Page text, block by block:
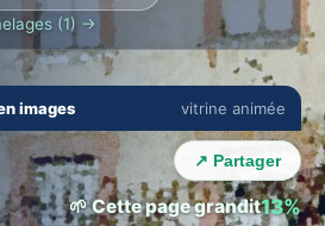
(1) →
images vitrine animée
d'Auzeville-
· traduction auto →
›
🔇 ⛶
↗ Partager
🌱 Cette page grandit13%